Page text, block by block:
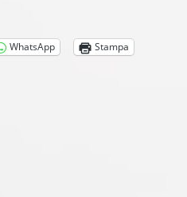
WhatsApp Stampa